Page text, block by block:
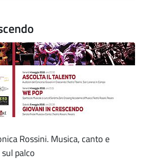
Rossini. Musica, canto e
palco